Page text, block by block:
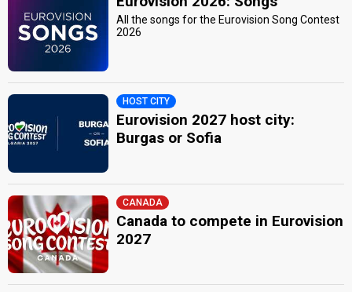
All the songs for the Eurovision Song Contest
2026
HOST CITY
Eurovision 2027 host city:
Burgas or Sofia
CANADA
Canada to compete in Eurovision
2027